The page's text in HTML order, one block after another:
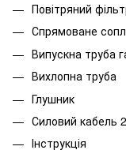
Повітряний
Спрямоване
Випускна труба
Вихлопна труба
Глушник
Силовий кабель
Інструкція